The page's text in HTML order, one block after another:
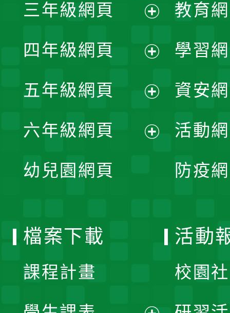
選
單
開
選
單
三年級網頁
開
選
單
四年級網頁
開
選
五年級網頁
開
六年級網頁
幼兒園網頁
教育
學習
資安
活動
防疫
檔案下載
課程計畫
活動
校園